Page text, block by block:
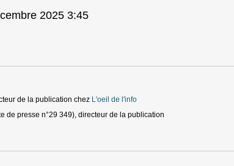
2025 3:45
de la publication chez L'oeil de l'info
de presse n°29 349), directeur de la publication